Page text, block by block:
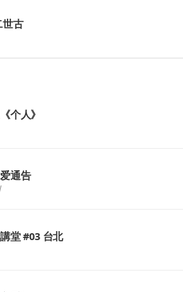
世古
个人》
通告
堂 #03 台北